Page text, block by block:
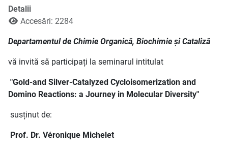
Detalii
Accesări: 2284
Departamentul de Chimie Organică, Biochimie și Cataliză
vă invită să participați la seminarul intitulat
"Gold-and Silver-Catalyzed Cycloisomerization and
Domino Reactions: a Journey in Molecular Diversity"
susținut de:
Prof. Dr. Véronique Michelet